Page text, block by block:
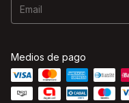
Medios de pago